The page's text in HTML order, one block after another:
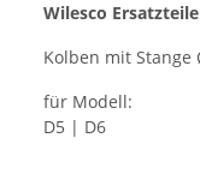
Wilesco
Kolben mit
für Modell:
D5 | D6